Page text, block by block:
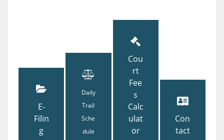
E-
Filin
g
Daily
Trail
Sche
dule
Cou
rt
Fee
s
Calc
ulat
or
Con
tact